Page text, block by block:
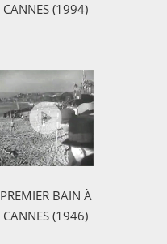
CANNES (1994)
PREMIER BAIN À
CANNES (1946)